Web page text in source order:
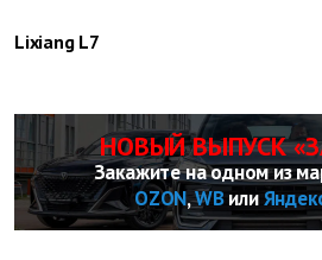
Liхiang L7
НОВЫЙ ВЫПУСК
Закажите на одном из
OZON,WBили